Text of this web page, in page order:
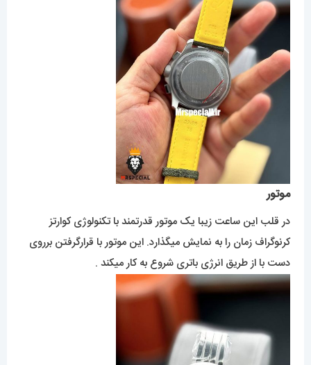
موتور
در قلب این ساعت زیبا یک موتور قدرتمند با تکنولوژی کوارتز
کرنوگراف زمان را به نمایش میگذارد. این موتور با قرارگرفتن برروی
دست با از طریق انرژی باتری شروع به کار میکند .